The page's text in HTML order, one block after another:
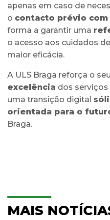
apenas em caso de
o contacto prévio com
forma a garantir uma
o acesso aos cuidados
maior eficácia.
A ULS Braga reforça o seu
excelência dos
uma transição digital
orientada para o
Braga.
MAIS